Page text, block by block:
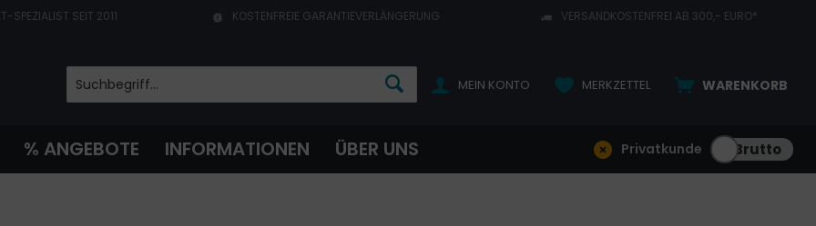
SPEZIALIST SEIT 2011 KOSTENFREIE GARANTIEVERLÄNGERUNG VERSANDKOSTENFREI AB 300,- EURO*
WARENKORB
MERKZETTEL
MEIN KONTO
% ANGEBOTE INFORMATIONEN ÜBER UNS Privatkunde